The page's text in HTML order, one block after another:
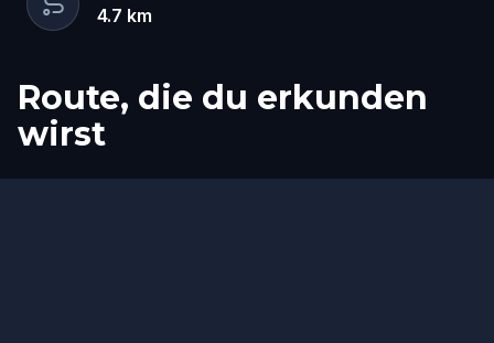
4.7 km
Route, die du erkunden
wirst
Start
Ziel